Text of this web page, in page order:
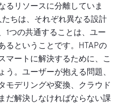
るリソースに分離していま
ちは、それぞれ異なる設計
1つの共通することは、ユー
るということです。HTAPの
マートに解決するために、こ
。ユーザーが抱える問題、
モデリングや変換、クラウド
だ解決しなければならない課